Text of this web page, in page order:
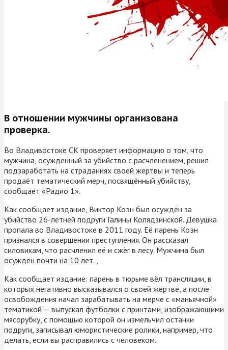
В отношении мужчины организована
проверка.
Во Владивостоке СК проверяет информацию о том, что
мужчина, осужденный за убийство с расчленением, решил
подзаработать на страданиях своей жертвы и теперь
продаёт тематический мерч, посвящённый убийству,
сообщает «Радио 1».
Как сообщает издание, Виктор Коэн был осуждён за
убийство 26-летней подруги Галины Колядзинской. Девушка
пропала во Владивостоке в 2011 году. Её парень Коэн
признался в совершении преступления. Он рассказал
силовикам, что расчленил её и сжёг в лесу. Мужчина был
осуждён почти на 10 лет. ,
Как сообщает издание: парень в тюрьме вёл трансляции, в
которых негативно высказывался о своей жертве, а после
освобождения начал зарабатывать на мерче с «маньячной»
тематикой — выпускал футболки с принтами, изображающими
мясорубку, с помощью которой он измельчил останки
подруги, записывал юмористические ролики, например, что
делать, если вы расправились с человеком.